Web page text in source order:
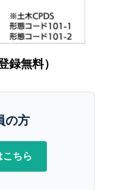
録無料）
の方
ちら